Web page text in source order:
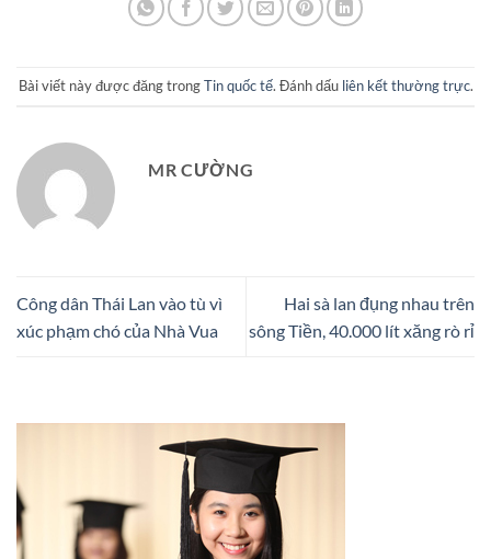
Bài viết này được đăng trongTin quốc tế. Đánh dấu liên kết thường trực.
MR CƯỜNG
Công dân Thái Lan vào tù vì
xúc phạm chó của Nhà Vua
Hai sà lan đụng nhau trên
sông Tiền, 40.000 lít xăng rò rỉ